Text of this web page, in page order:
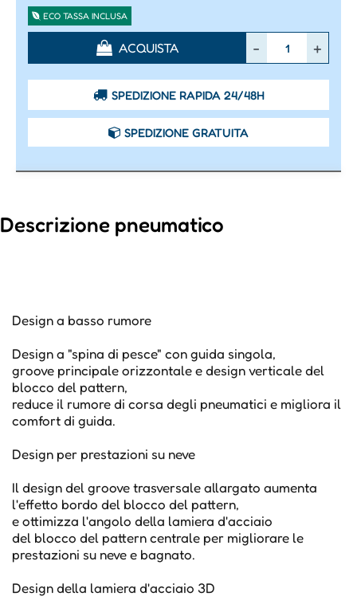
ECO TASSA INCLUSA
ACQUISTA
SPEDIZIONE RAPIDA 24/48H
SPEDIZIONE GRATUITA
Descrizione pneumatico
Design a basso rumore
Design a "spina di pesce" con guida singola,
groove principale orizzontale e design verticale del
blocco del pattern,
reduce il rumore di corsa degli pneumatici e migliora il
comfort di guida.
Design per prestazioni su neve
Il design del groove trasversale allargato aumenta
l'effetto bordo del blocco del pattern,
e ottimizza l'angolo della lamiera d'acciaio
del blocco del pattern centrale per migliorare le
prestazioni su neve e bagnato.
Design della lamiera d'acciaio 3D